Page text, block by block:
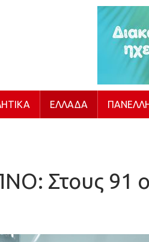
ΕΛΛΆΔΑ
Στους 91